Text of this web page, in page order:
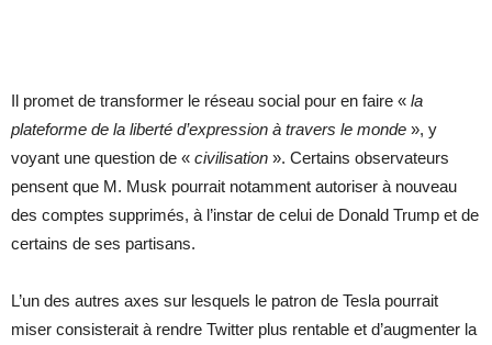
Il promet de transformer le réseau social pour en faire « la
plateforme de la liberté d’expression à travers le monde », y
voyant une question de « civilisation ». Certains observateurs
pensent que M. Musk pourrait notamment autoriser à nouveau
des comptes supprimés, à l’instar de celui de Donald Trump et de
certains de ses partisans.
L’un des autres axes sur lesquels le patron de Tesla pourrait
miser consisterait à rendre Twitter plus rentable et d’augmenter la